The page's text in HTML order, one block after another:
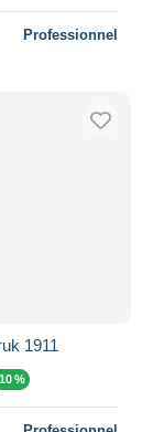
Professionnel
1911
%